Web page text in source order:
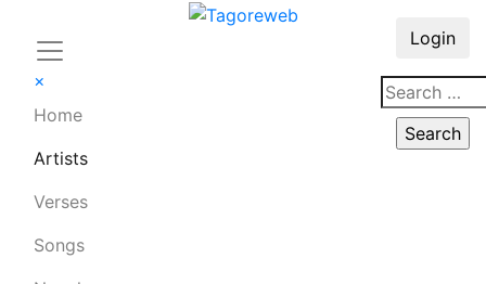
×
Home
Artists
Verses
Songs
Login